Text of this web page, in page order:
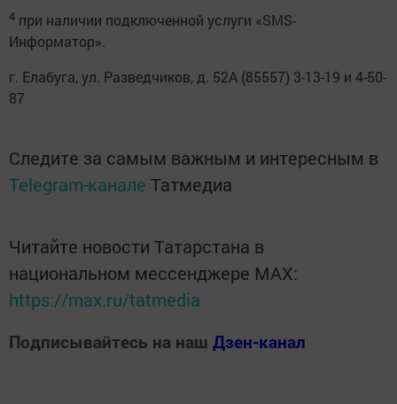
4 при наличии подключенной услуги «SMS-
Информатор».
г. Елабуга, ул. Разведчиков, д. 52А (85557) 3-13-19 и 4-50-
87
Следите за самым важным и интересным в
Telegram-канале Татмедиа
Читайте новости Татарстана в
национальном мессенджере MАХ:
https://max.ru/tatmedia
Подписывайтесь на наш Дзен-канал